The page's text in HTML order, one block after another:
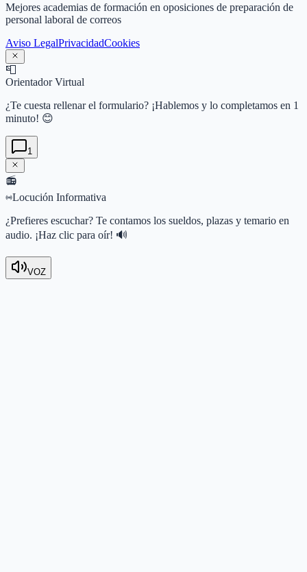
Mejores academias de formación en oposiciones de preparación de
personal laboral de correos
Aviso LegalPrivacidadCookies
📮
Orientador Virtual
¿Te cuesta rellenar el formulario? ¡Hablemos y lo completamos en 1
minuto! 😊
1
📻
Locución Informativa
¿Prefieres escuchar? Te contamos los sueldos, plazas y temario en
audio. ¡Haz clic para oír! 🔊
VOZ